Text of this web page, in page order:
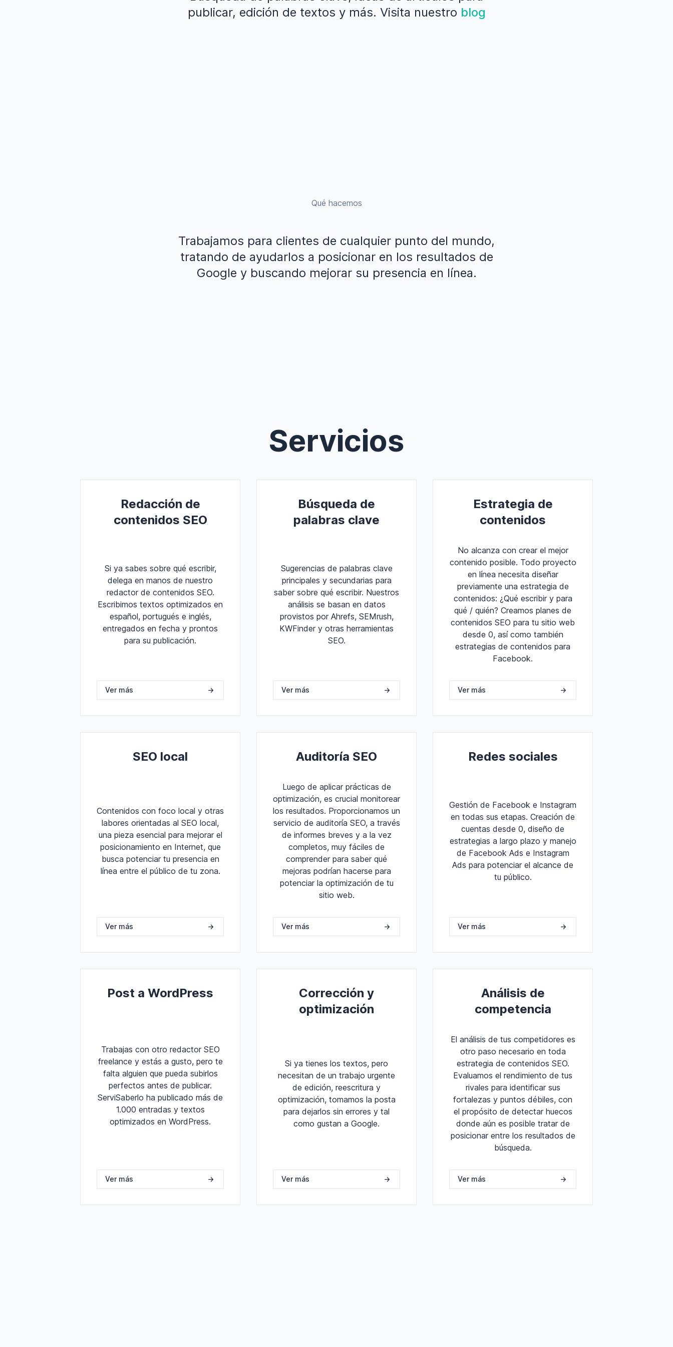
publicar, edición de textos y más. Visita nuestro blog
Qué hacemos
Trabajamos para clientes de cualquier punto del mundo,
tratando de ayudarlos a posicionar en los resultados de
Google y buscando mejorar su presencia en línea.
Servicios
Redacción de
contenidos SEO
Si ya sabes sobre qué escribir,
delega en manos de nuestro
redactor de contenidos SEO.
Escribimos textos optimizados en
español, portugués e inglés,
entregados en fecha y prontos
para su publicación.
Ver más ->
Búsqueda de
palabras clave
Sugerencias de palabras clave
principales y secundarias para
saber sobre qué escribir. Nuestros
análisis se basan en datos
provistos por Ahrefs, SEMrush,
KWFinder y otras herramientas
SEO.
Ver más ->
Estrategia de
contenidos
No alcanza con crear el mejor
contenido posible. Todo proyecto
en línea necesita diseñar
previamente una estrategia de
contenidos: ¿Qué escribir y para
qué / quién? Creamos planes de
contenidos SEO para tu sitio web
desde 0, así como también
estrategias de contenidos para
Facebook.
Ver más ->
SEO local
Contenidos con foco local y otras
labores orientadas al SEO local,
una pieza esencial para mejorar el
posicionamiento en Internet, que
busca potenciar tu presencia en
línea entre el público de tu zona.
Ver más ->
Auditoría SEO
Luego de aplicar prácticas de
optimización, es crucial monitorear
los resultados. Proporcionamos un
servicio de auditoría SEO, a través
de informes breves y a la vez
completos, muy fáciles de
comprender para saber qué
mejoras podrían hacerse para
potenciar la optimización de tu
sitio web.
Ver más ->
Redes sociales
Gestión de Facebook e Instagram
en todas sus etapas. Creación de
cuentas desde 0, diseño de
estrategias a largo plazo y manejo
de Facebook Ads e Instagram
Ads para potenciar el alcance de
tu público.
Ver más ->
Post a WordPress
Trabajas con otro redactor SEO
freelance y estás a gusto, pero te
falta alguien que pueda subirlos
perfectos antes de publicar.
ServiSaberlo ha publicado más de
1.000 entradas y textos
optimizados en WordPress.
Ver más ->
Corrección y
optimización
Si ya tienes los textos, pero
necesitan de un trabajo urgente
de edición, reescritura y
optimización, tomamos la posta
para dejarlos sin errores y tal
como gustan a Google.
Ver más ->
Análisis de
competencia
El análisis de tus competidores es
otro paso necesario en toda
estrategia de contenidos SEO.
Evaluamos el rendimiento de tus
rivales para identificar sus
fortalezas y puntos débiles, con
el propósito de detectar huecos
donde aún es posible tratar de
posicionar entre los resultados de
búsqueda.
Ver más ->